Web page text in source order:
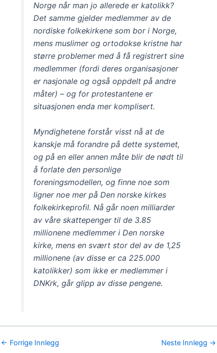
Norge når man jo allerede er katolikk?
Det samme gjelder medlemmer av de
nordiske folkekirkene som bor i Norge,
mens muslimer og ortodokse kristne har
større problemer med å få registrert sine
medlemmer (fordi deres organisasjoner
er nasjonale og også oppdelt på andre
måter) – og for protestantene er
situasjonen enda mer komplisert.
Myndighetene forstår visst nå at de
kanskje må forandre på dette systemet,
og på en eller annen måte blir de nødt til
å forlate den personlige
foreningsmodellen, og finne noe som
ligner noe mer på Den norske kirkes
folkekirkeprofil. Nå går noen milliarder
av våre skattepenger til de 3.85
millionene medlemmer i Den norske
kirke, mens en svært stor del av de 1,25
millionene (av disse er ca 225.000
katolikker) som ikke er medlemmer i
DNKrk, går glipp av disse pengene.
← Forrige Innlegg Neste Innlegg →